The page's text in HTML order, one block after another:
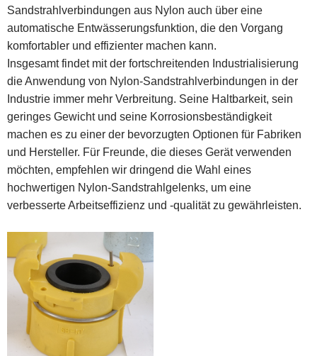
Sandstrahlverbindungen aus Nylon auch über eine
automatische Entwässerungsfunktion, die den Vorgang
komfortabler und effizienter machen kann.
Insgesamt findet mit der fortschreitenden Industrialisierung
die Anwendung von Nylon-Sandstrahlverbindungen in der
Industrie immer mehr Verbreitung. Seine Haltbarkeit, sein
geringes Gewicht und seine Korrosionsbeständigkeit
machen es zu einer der bevorzugten Optionen für Fabriken
und Hersteller. Für Freunde, die dieses Gerät verwenden
möchten, empfehlen wir dringend die Wahl eines
hochwertigen Nylon-Sandstrahlgelenks, um eine
verbesserte Arbeitseffizienz und -qualität zu gewährleisten.